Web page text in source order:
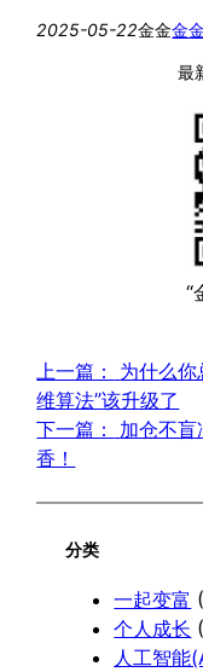
2025-05-22金金金
最
“
上一篇：
为什么你
维算法”该升级了
下一篇：
加仓不
香！
分类
一起变富
个人成长
人工智能